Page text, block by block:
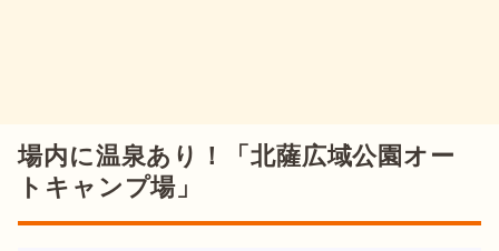
場内に温泉あり！「北薩広域公園オー
トキャンプ場」